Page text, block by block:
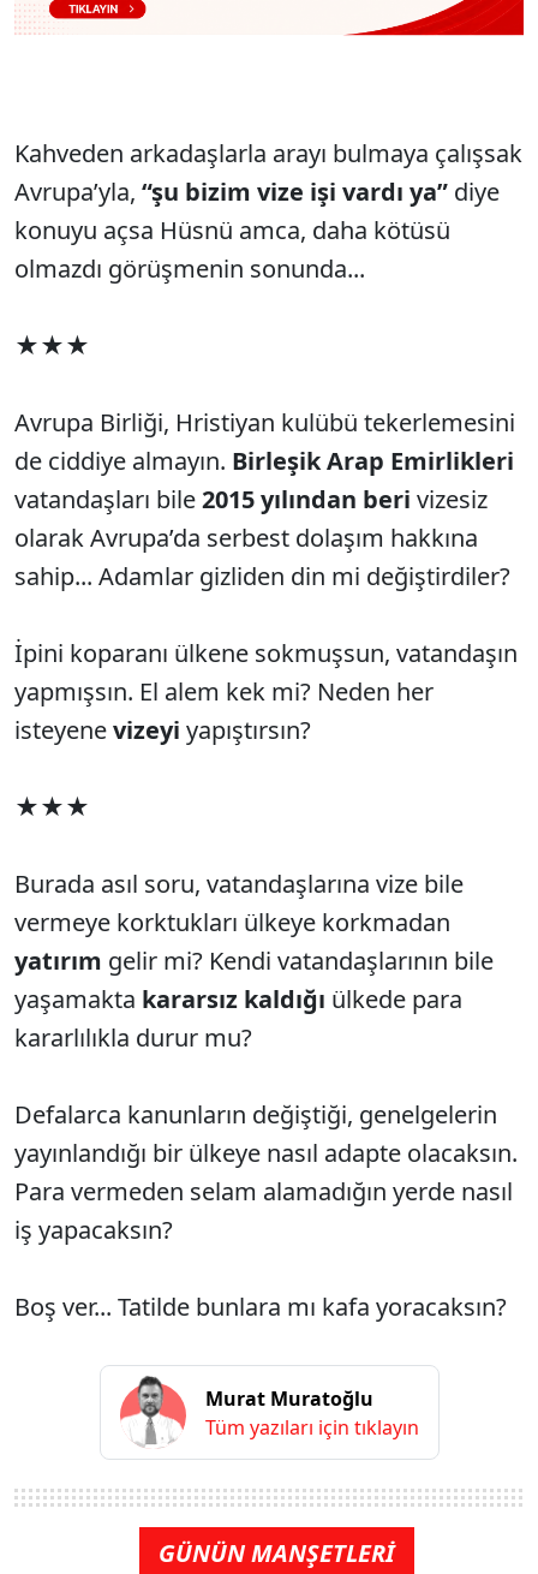
Kahveden arkadaşlarla arayı bulmaya çalışsak
Avrupa’yla, “şu bizim vize işi vardı ya” diye
konuyu açsa Hüsnü amca, daha kötüsü
olmazdı görüşmenin sonunda...
★★★
Avrupa Birliği, Hristiyan kulübü tekerlemesini
de ciddiye almayın. Birleşik Arap Emirlikleri
vatandaşları bile2015 yılından beri vizesiz
olarak Avrupa’da serbest dolaşım hakkına
sahip... Adamlar gizliden din mi değiştirdiler?
İpini koparanı ülkene sokmuşsun, vatandaşın
yapmışsın. El alem kek mi? Neden her
isteyenevizeyi yapıştırsın?
★★★
Burada asıl soru, vatandaşlarına vize bile
vermeye korktukları ülkeye korkmadan
yatırım gelir mi? Kendi vatandaşlarının bile
yaşamakta kararsız kaldığı ülkede para
kararlılıkla durur mu?
Defalarca kanunların değiştiği, genelgelerin
yayınlandığı bir ülkeye nasıl adapte olacaksın.
Para vermeden selam alamadığın yerde nasıl
iş yapacaksın?
Boş ver... Tatilde bunlara mı kafa yoracaksın?
Murat Muratoğlu
Tüm yazıları için tıklayın
GÜNÜN MANŞETLERİ